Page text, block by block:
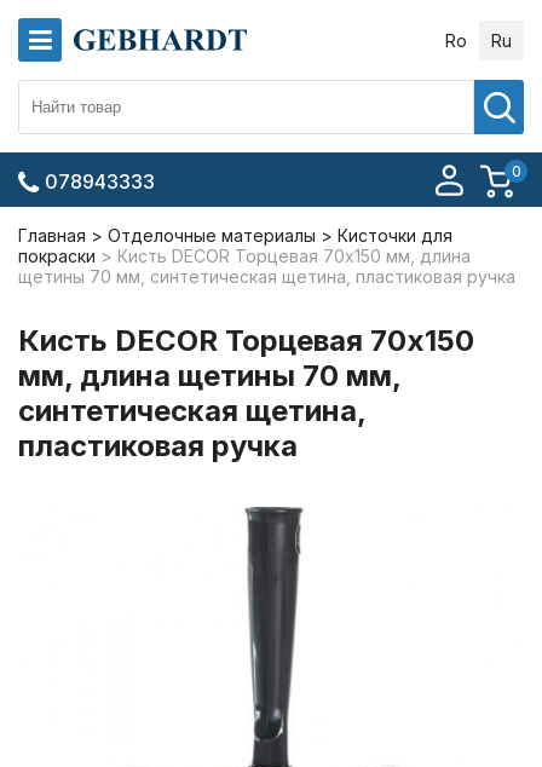
Ro Ru
0
078943333
Главная Отделочные материалы
Кисточки для
покраски
Кисть DECOR Торцевая 70х150 мм, длина
щетины 70 мм, синтетическая щетина, пластиковая ручка
Кисть DECOR Торцевая 70х150
мм, длина щетины 70 мм,
синтетическая щетина,
пластиковая ручка